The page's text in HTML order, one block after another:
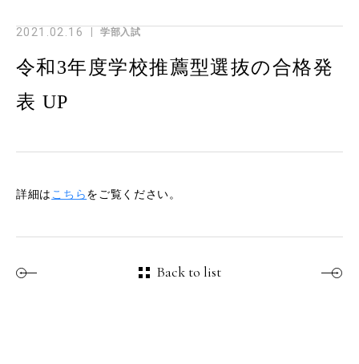
2021.02.16 学部入試
令和3年度学校推薦型選抜の合格発
表 UP
詳細は こちらをご覧ください。
Back to list